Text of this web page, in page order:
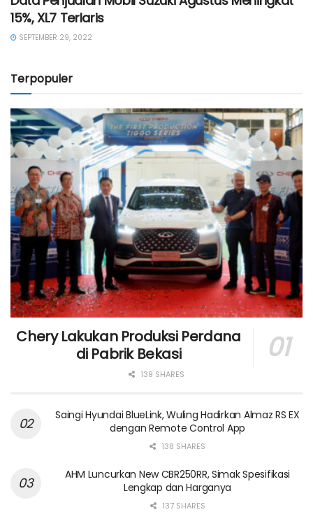
15%, XL7 Terlaris
SEPTEMBER 29, 2022
Terpopuler
Chery Lakukan Produksi Perdana
di Pabrik Bekasi
139 SHARES
Saingi Hyundai BlueLink, Wuling Hadirkan Almaz RS EX
dengan Remote Control App
138 SHARES
AHM Luncurkan New CBR250RR, Simak Spesifikasi
Lengkap dan Harganya
137 SHARES